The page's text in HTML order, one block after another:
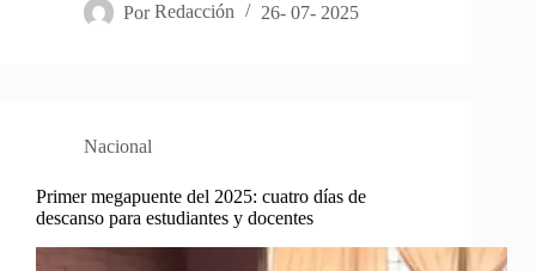
Por Redacción 26- 07- 2025
Nacional
Primer megapuente del 2025: cuatro días de
descanso para estudiantes y docentes